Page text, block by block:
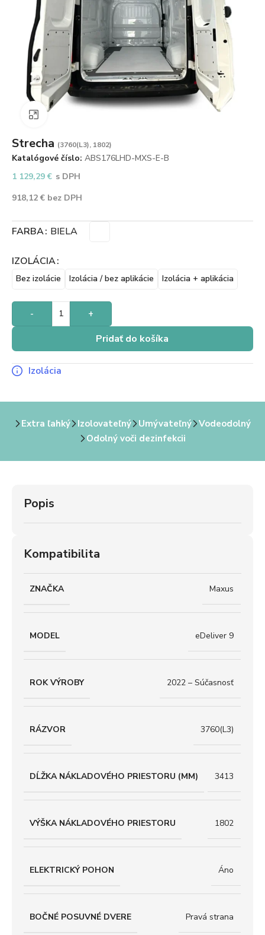
Zväčšiť obrázok
Strecha (3760(L3), 1802)
Katalógové číslo: ABS176LHD-MXS-E-B
1 129,29€ s DPH
918,12€ bez DPH
FARBA BIELA
IZOLÁCIA
Bez izolácie Izolácia / bez aplikácie Izolácia + aplikácia
- +
Pridať do košíka
Izolácia
Extra ľahký Izolovateľný Umývateľný
Vodeodolný
Odolný voči dezinfekcii
Popis
Kompatibilita
ZNAČKA Maxus
MODEL eDeliver 9
ROK VÝROBY 2022 – Súčasnosť
RÁZVOR 3760(L3)
DĹŽKA NÁKLADOVÉHO PRIESTORU (MM) 3413
VÝŠKA NÁKLADOVÉHO PRIESTORU 1802
ELEKTRICKÝ POHON Áno
BOČNÉ POSUVNÉ DVERE Pravá strana